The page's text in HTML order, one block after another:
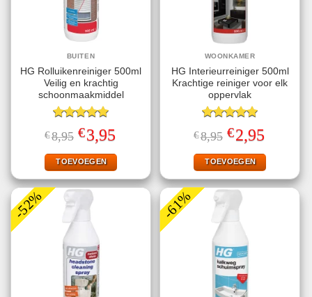
BUITEN
HG Rolluikenreiniger 500ml
Veilig en krachtig
schoonmaakmiddel
Gewaardeerd
5.00uit 5
€8,95 Oorspronkelijke
prijs
was:
€8,95.
€3,95
is:
€3,95.
TOEVOEGEN
WOONKAMER
HG Interieurreiniger 500ml
Krachtige reiniger voor elk
oppervlak
Gewaardeerd
5.00uit 5
€8,95 Oorspronkelijke
prijs
was:
€8,95.
€2,95
is:
€2,95.
TOEVOEGEN
-52% -61%